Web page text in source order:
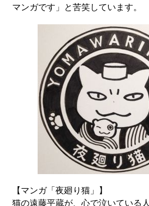
マンガです」と苦笑しています。
【マンガ「夜廻り猫」】
猫の遠藤平蔵が、心で泣いている